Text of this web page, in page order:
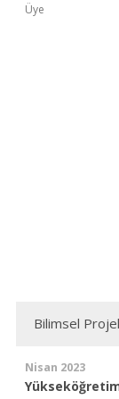
Üye
Bilimsel
Nisan 2023